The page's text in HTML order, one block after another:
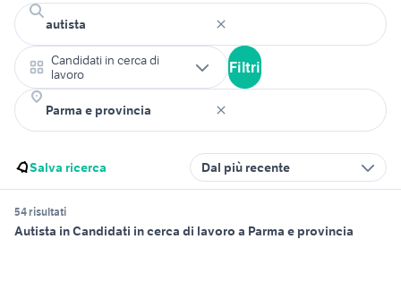
Candidati in cerca di
lavoro
Filtri
Salva ricerca Dal più recente
54 risultati
Autista in Candidati in cerca di lavoro a Parma e provincia